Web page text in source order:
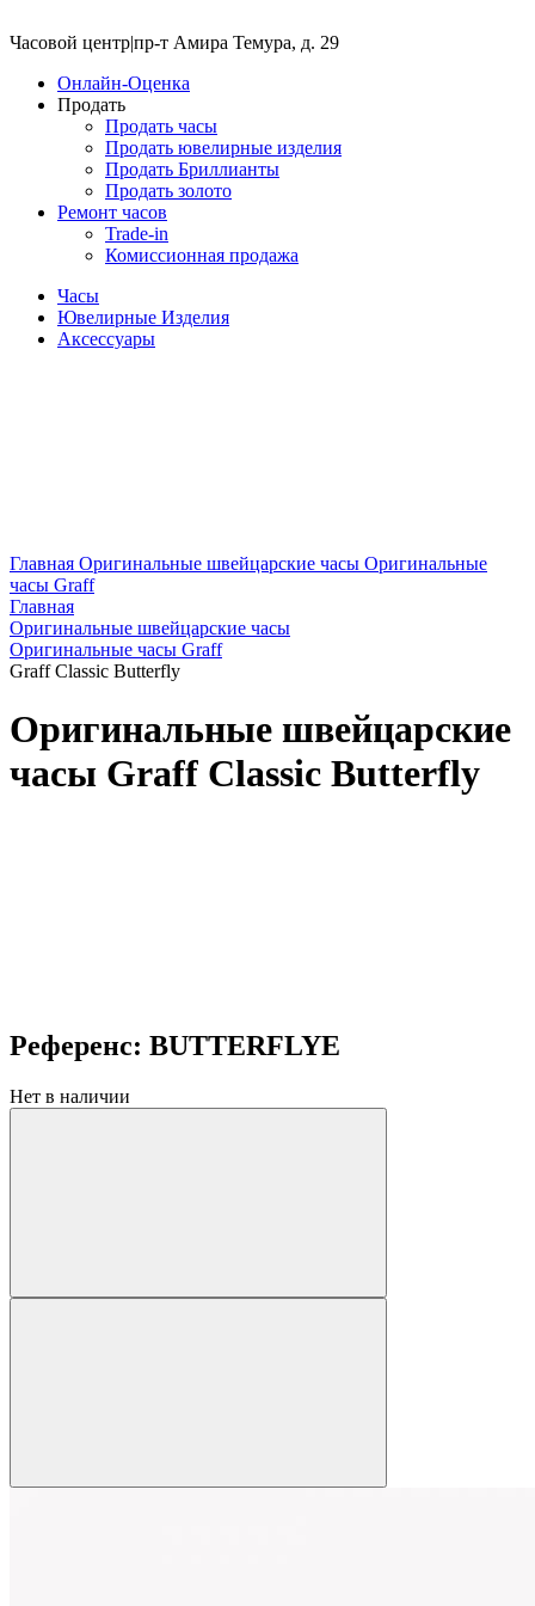
Часовой центр|пр-т Амира Темура, д. 29
Онлайн-Оценка
Продать
Продать часы
Продать ювелирные изделия
Продать Бриллианты
Продать золото
Ремонт часов
Trade-in
Комиссионная продажа
Часы
Ювелирные Изделия
Аксессуары
Главная Оригинальные швейцарские часы Оригинальные
часы Graff
Главная
Оригинальные швейцарские часы
Оригинальные часы Graff
Graff Classic Butterfly
Оригинальные швейцарские
часы Graff Classic Butterfly
Референс: BUTTERFLYE
Нет в наличии